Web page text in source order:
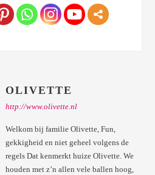
OLIVETTE
http://www.olivette.nl
Welkom bij familie Olivette, Fun,
gekkigheid en niet geheel volgens de
regels Dat kenmerkt huize Olivette. We
houden met z’n allen vele ballen hoog,